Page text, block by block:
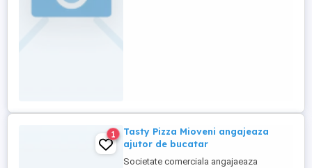
1
Tasty Pizza Mioveni angajeaza
ajutor de bucatar
Societate comerciala angajaeaza